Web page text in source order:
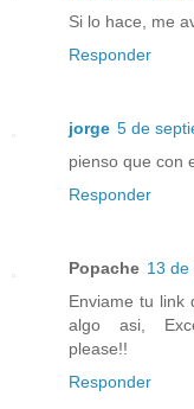
Si lo hace, me
Responder
jorge 5 de
pienso que con
Responder
Popache 13 de
Enviame tu link
algo asi,
please!!
Responder